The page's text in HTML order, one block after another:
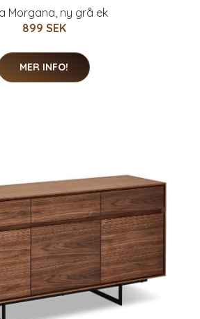
Morgana, ny grå ek
899 SEK
MER INFO!